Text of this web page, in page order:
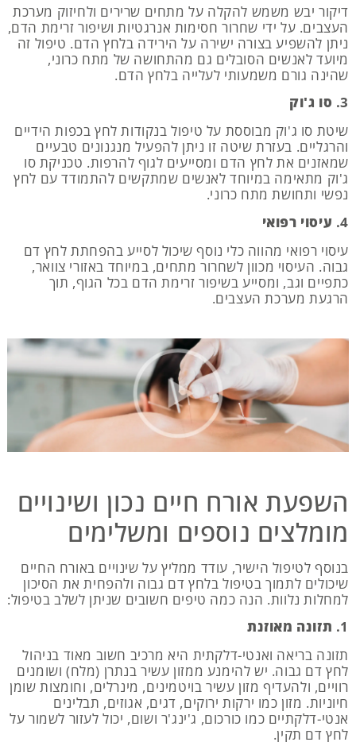
דיקור יבש משמש להקלה על מתחים שרירים ולחיזוק מערכת
העצבים. על ידי שחרור חסימות אנרגטיות ושיפור זרימת הדם,
ניתן להשפיע בצורה ישירה על הירידה בלחץ הדם. טיפול זה
מיועד לאנשים הסובלים גם מהתחושה של מתח כרוני,
שהינה גורם משמעותי לעלייה בלחץ הדם.
3. סו ג'וק
שיטת סו ג'וק מבוססת על טיפול בנקודות לחץ בכפות הידיים
והרגליים. בעזרת שיטה זו ניתן להפעיל מנגנונים טבעיים
שמאזנים את לחץ הדם ומסייעים לגוף להרפות. טכניקת סו
ג'וק מתאימה במיוחד לאנשים שמתקשים להתמודד עם לחץ
נפשי ותחושת מתח כרוני.
4. עיסוי רפואי
עיסוי רפואי מהווה כלי נוסף שיכול לסייע בהפחתת לחץ דם
גבוה. העיסוי מכוון לשחרור מתחים, במיוחד באזורי צוואר,
כתפיים וגב, ומסייע בשיפור זרימת הדם בכל הגוף, תוך
הרגעת מערכת העצבים.
השפעת אורח חיים נכון ושינויים
מומלצים נוספים ומשלימים
בנוסף לטיפול הישיר, עודד ממליץ על שינויים באורח החיים
שיכולים לתמוך בטיפול בלחץ דם גבוה ולהפחית את הסיכון
למחלות נלוות. הנה כמה טיפים חשובים שניתן לשלב בטיפול:
1. תזונה מאוזנת
תזונה בריאה ואנטי-דלקתית היא מרכיב חשוב מאוד בניהול
לחץ דם גבוה. יש להימנע ממזון עשיר בנתרן (מלח) ושומנים
רוויים, ולהעדיף מזון עשיר בויטמינים, מינרלים, וחומצות שומן
חיוניות. מזון כמו ירקות ירוקים, דגים, אגוזים, תבלינים
אנטי-דלקתיים כמו כורכום, ג'ינג'ר ושום, יכול לעזור לשמור על
לחץ דם תקין.